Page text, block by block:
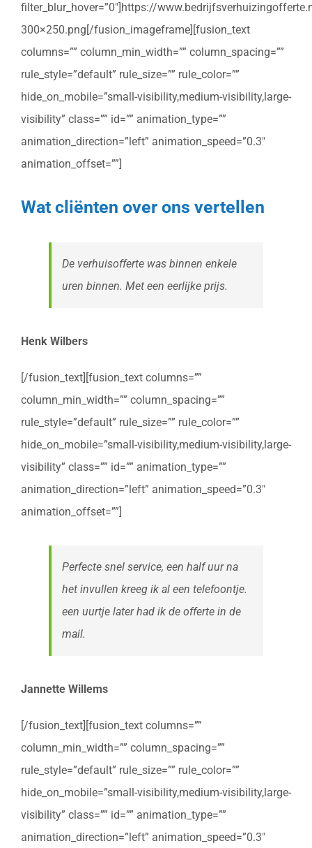
filter_blur_hover=”0″]https://
300×250.png[/fusion_imageframe][fusion_text
columns=”” column_min_width=”” column_spacing=””
rule_style=”default” rule_size=”” rule_color=””
hide_on_mobile=”small-visibility,medium-visibility,large-
visibility” class=”” id=”” animation_type=””
animation_direction=”left” animation_speed=”0.3″
animation_offset=””]
Wat cliënten over ons vertellen
De verhuisofferte was binnen enkele
uren binnen. Met een eerlijke prijs.
Henk Wilbers
[/fusion_text][fusion_text columns=””
column_min_width=”” column_spacing=””
rule_style=”default” rule_size=”” rule_color=””
hide_on_mobile=”small-visibility,medium-visibility,large-
visibility” class=”” id=”” animation_type=””
animation_direction=”left” animation_speed=”0.3″
animation_offset=””]
Perfecte snel service, een half uur na
het invullen kreeg ik al een telefoontje.
een uurtje later had ik de offerte in de
mail.
Jannette Willems
[/fusion_text][fusion_text columns=””
column_min_width=”” column_spacing=””
rule_style=”default” rule_size=”” rule_color=””
hide_on_mobile=”small-visibility,medium-visibility,large-
visibility” class=”” id=”” animation_type=””
animation_direction=”left” animation_speed=”0.3″